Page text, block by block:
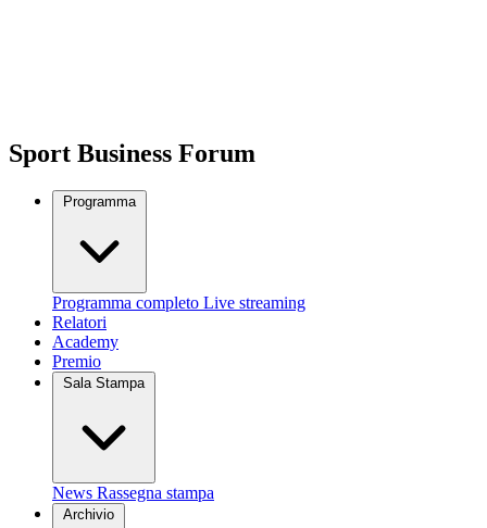
Sport Business Forum
Programma
Programma completo Live streaming
Relatori
Academy
Premio
Sala Stampa
News Rassegna stampa
Archivio